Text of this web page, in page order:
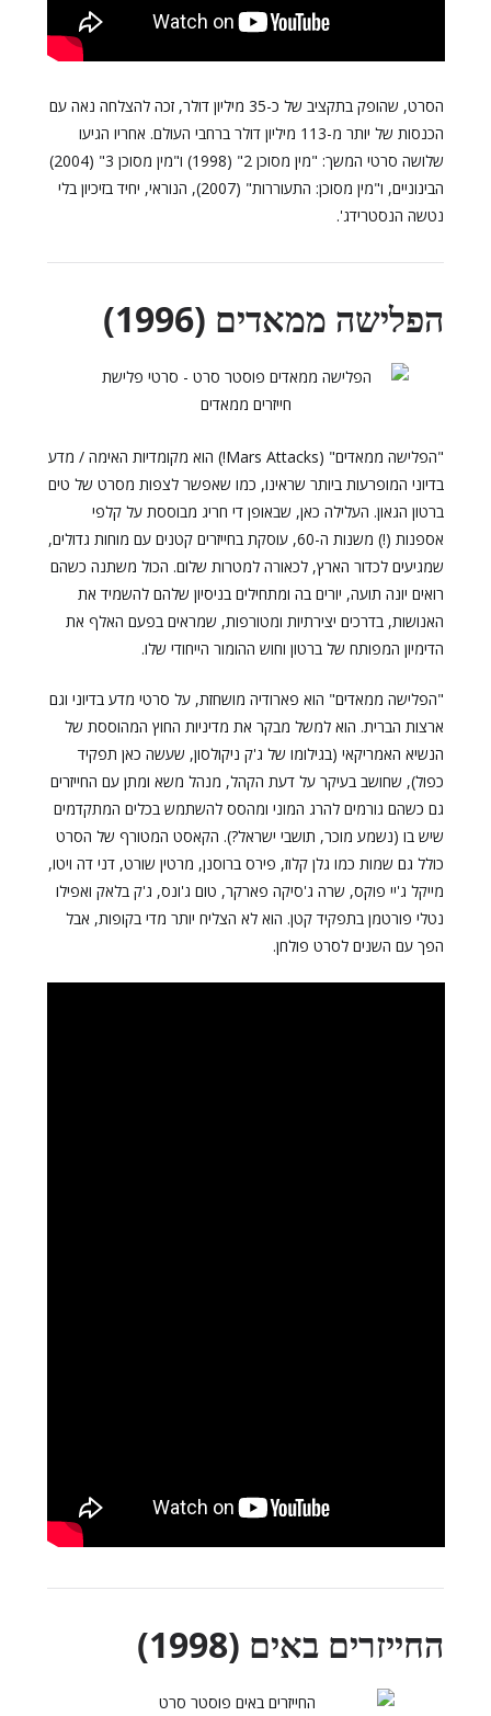
הסרט, שהופק בתקציב של כ-35 מיליון דולר, זכה להצלחה נאה עם
הכנסות של יותר מ-113 מיליון דולר ברחבי העולם. אחריו הגיעו
שלושה סרטי המשך: "מין מסוכן 2" (1998) ו"מין מסוכן 3" (2004)
הבינוניים, ו"מין מסוכן: התעוררות" (2007), הנוראי, יחיד בזיכיון בלי
נטשה הנסטרידג'.
הפלישה ממאדים (1996)
"הפלישה ממאדים" (Mars Attacks!) הוא מקומדיות האימה / מדע
בדיוני המופרעות ביותר שראינו, כמו שאפשר לצפות מסרט של טים
ברטון הגאון. העלילה כאן, שבאופן די חריג מבוססת על קלפי
אספנות (!) משנות ה-60, עוסקת בחייזרים קטנים עם מוחות גדולים,
שמגיעים לכדור הארץ, לכאורה למטרות שלום. הכול משתנה כשהם
רואים יונה תועה, יורים בה ומתחילים בניסיון שלהם להשמיד את
האנושות, בדרכים יצירתיות ומטורפות, שמראים בפעם האלף את
הדימיון המפותח של ברטון וחוש ההומור הייחודי שלו.
"הפלישה ממאדים" הוא פארודיה מושחזת, על סרטי מדע בדיוני וגם
ארצות הברית. הוא למשל מבקר את מדיניות החוץ המהוססת של
הנשיא האמריקאי (בגילומו של ג'ק ניקולסון, שעשה כאן תפקיד
כפול), שחושב בעיקר על דעת הקהל, מנהל משא ומתן עם החייזרים
גם כשהם גורמים להרג המוני ומהסס להשתמש בכלים המתקדמים
שיש בו (נשמע מוכר, תושבי ישראל?). הקאסט המטורף של הסרט
כולל גם שמות כמו גלן קלוז, פירס ברוסנן, מרטין שורט, דני דה ויטו,
מייקל ג'יי פוקס, שרה ג'סיקה פארקר, טום ג'ונס, ג'ק בלאק ואפילו
נטלי פורטמן בתפקיד קטן. הוא לא הצליח יותר מדי בקופות, אבל
הפך עם השנים לסרט פולחן.
החייזרים באים (1998)